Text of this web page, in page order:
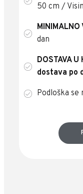
50 cm /
dan
DOSTAVA U
dostava po
Podloška se